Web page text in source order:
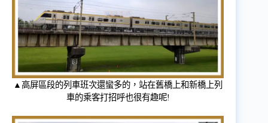
▲高屏區段的列車班次還蠻多的，站在舊橋上和新橋上列
車的乘客打招呼也很有趣呢!